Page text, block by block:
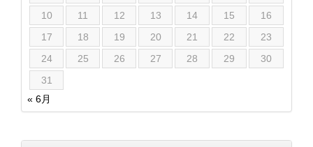
10
11 12 13 14 15
16
17
18 19 20 21 22
23
24
25 26 27 28 29
30
31
« 6月